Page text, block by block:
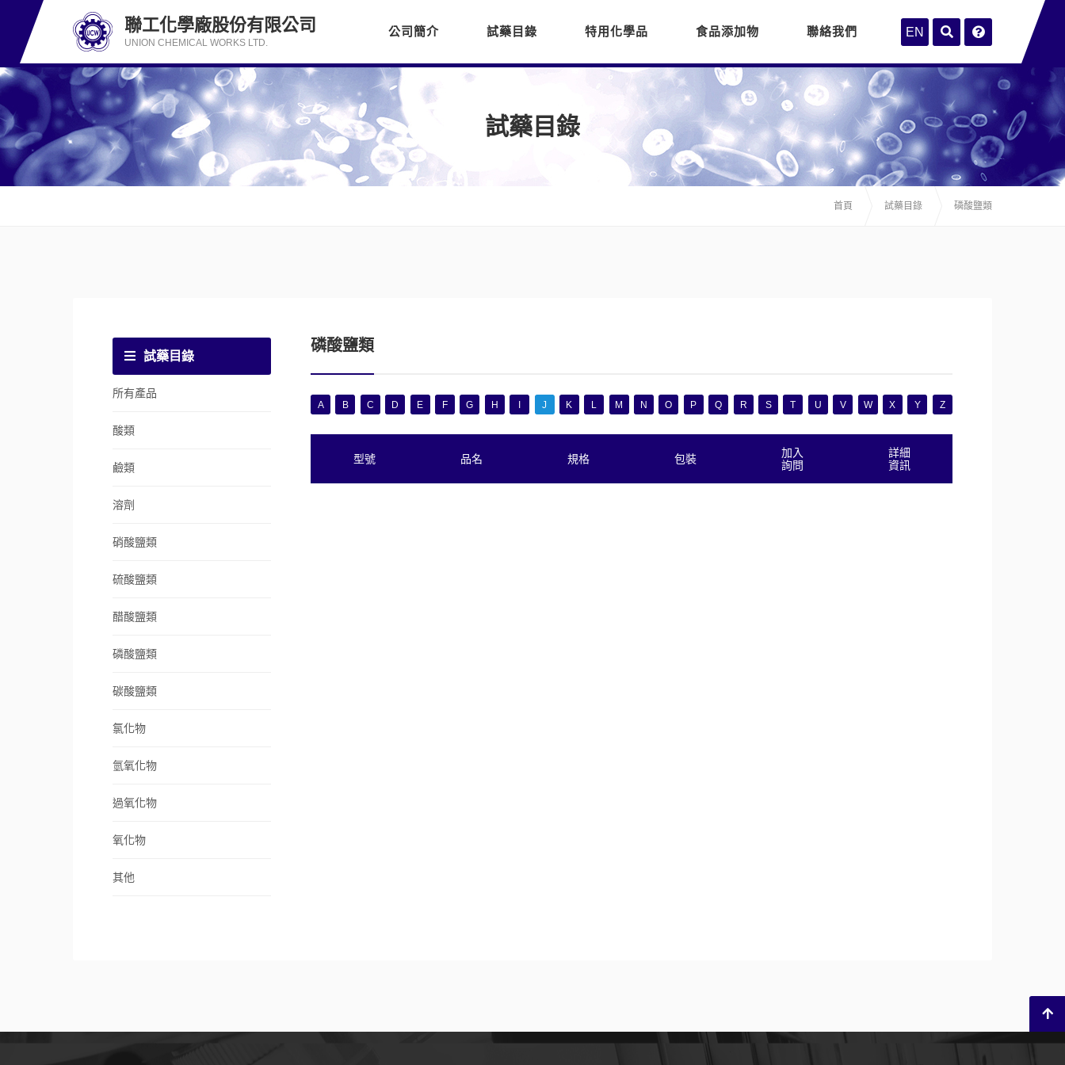
試藥目錄
首頁 試藥目錄 磷酸鹽類
試藥目錄
所有產品
酸類
鹼類
溶劑
硝酸鹽類
硫酸鹽類
醋酸鹽類
磷酸鹽類
碳酸鹽類
氯化物
氫氧化物
過氧化物
氧化物
其他
磷酸鹽類
A B C D E F G H J K L M N O P Q R S T U V W X Y Z
型號 品名 規格 包裝
加入
詢問
詳細
資訊
聯工化學廠股份有限公司
UNION CHEMICAL WORKS LTD.
公司簡介 試藥目錄 特用化學品 食品添加物 聯絡我們 EN